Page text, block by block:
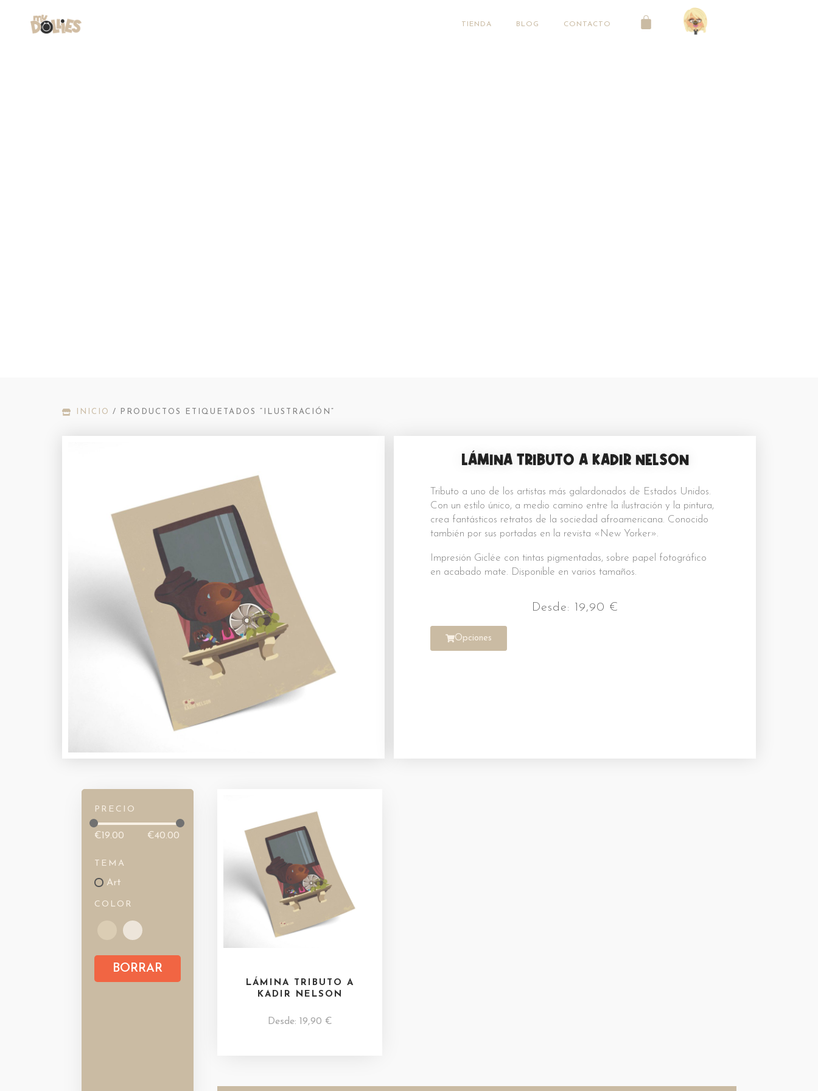
TIENDA BLOG CONTACTO
INICIO / PRODUCTOS ETIQUETADOS “ILUSTRACIÓN”
LÁMINA TRIBUTO A KADIR NELSON
Tributo a uno de los artistas más galardonados de Estados Unidos.
Con un estilo único, a medio camino entre la ilustración y la pintura,
crea fantásticos retratos de la sociedad afroamericana. Conocido
también por sus portadas en la revista «New Yorker».
Impresión Giclée con tintas pigmentadas, sobre papel fotográfico
en acabado mate. Disponible en varios tamaños.
Desde: 19,90 €
Opciones
PRECIO
€19.00 €40.00
TEMA
Art
COLOR
BORRAR
LÁMINA TRIBUTO A
KADIR NELSON
Desde: 19,90 €